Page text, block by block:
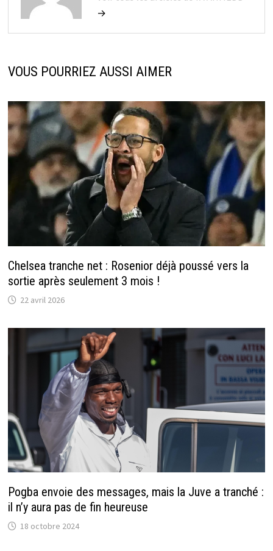
→
VOUS POURRIEZ AUSSI AIMER
Chelsea tranche net : Rosenior déjà poussé vers la
sortie après seulement 3 mois !
22 avril 2026
Pogba envoie des messages, mais la Juve a tranché :
il n’y aura pas de fin heureuse
18 octobre 2024